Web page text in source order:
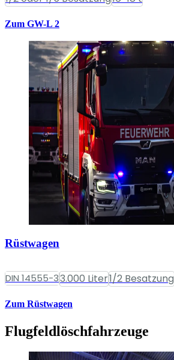
Zum GW-L 2
Rüstwagen
DIN 14555-33.000 Liter1/2 Besatzung
Zum Rüstwagen
Flugfeldlöschfahrzeuge